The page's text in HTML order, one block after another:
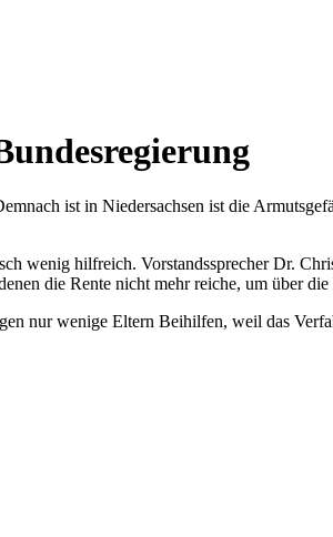
ist in Niedersachsen ist die
wenig hilfreich. Vorstandssprecher Dr.
die Rente nicht mehr reiche, um über
nur wenige Eltern Beihilfen, weil das